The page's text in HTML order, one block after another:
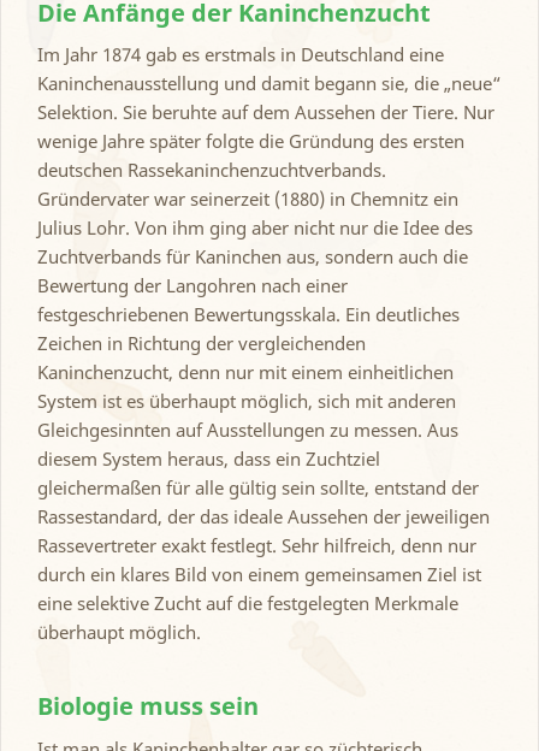
Die Anfänge der Kaninchenzucht
Im Jahr 1874 gab es erstmals in Deutschland eine
Kaninchenausstellung und damit begann sie, die „neue“
Selektion. Sie beruhte auf dem Aussehen der Tiere. Nur
wenige Jahre später folgte die Gründung des ersten
deutschen Rassekaninchenzuchtverbands.
Gründervater war seinerzeit (1880) in Chemnitz ein
Julius Lohr. Von ihm ging aber nicht nur die Idee des
Zuchtverbands für Kaninchen aus, sondern auch die
Bewertung der Langohren nach einer
festgeschriebenen Bewertungsskala. Ein deutliches
Zeichen in Richtung der vergleichenden
Kaninchenzucht, denn nur mit einem einheitlichen
System ist es überhaupt möglich, sich mit anderen
Gleichgesinnten auf Ausstellungen zu messen. Aus
diesem System heraus, dass ein Zuchtziel
gleichermaßen für alle gültig sein sollte, entstand der
Rassestandard, der das ideale Aussehen der jeweiligen
Rassevertreter exakt festlegt. Sehr hilfreich, denn nur
durch ein klares Bild von einem gemeinsamen Ziel ist
eine selektive Zucht auf die festgelegten Merkmale
überhaupt möglich.
Biologie muss sein